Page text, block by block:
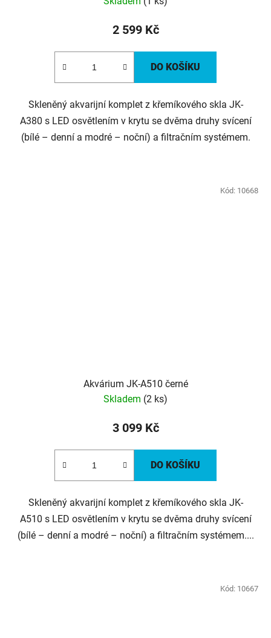
2 599 Kč
DO KOŠÍKU
Skleněný akvarijní komplet z křemíkového skla JK-
A380 s LED osvětlením v krytu se dvěma druhy svícení
(bílé – denní a modré – noční) a filtračním systémem.
Akvárium JK-A510 černé
Skladem (2 ks)
3 099 Kč
DO KOŠÍKU
Skleněný akvarijní komplet z křemíkového skla JK-
A510 s LED osvětlením v krytu se dvěma druhy svícení
(bílé – denní a modré – noční) a filtračním systémem....
Kód: 10668
Kód: 10667